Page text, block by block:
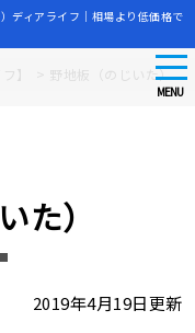
ディアライフ｜相場より低価格で
MENU
】 野地板（のじいた）
た）
2019年4月19日更新